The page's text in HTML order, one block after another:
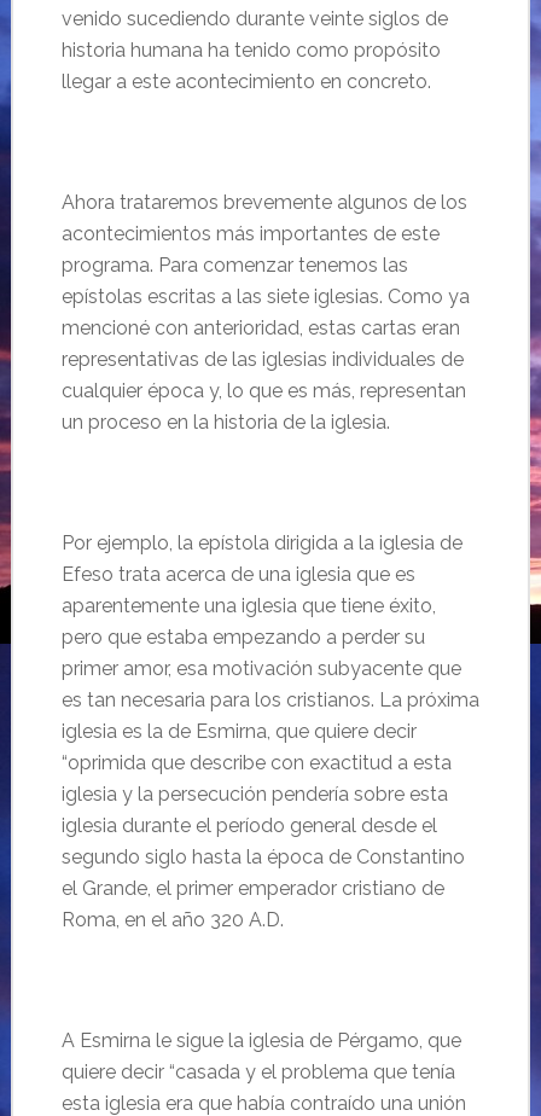
venido sucediendo durante veinte siglos de
historia humana ha tenido como propósito
llegar a este acontecimiento en concreto.
Ahora trataremos brevemente algunos de los
acontecimientos más importantes de este
programa. Para comenzar tenemos las
epístolas escritas a las siete iglesias. Como ya
mencioné con anterioridad, estas cartas eran
representativas de las iglesias individuales de
cualquier época y, lo que es más, representan
un proceso en la historia de la iglesia.
Por ejemplo, la epístola dirigida a la iglesia de
Efeso trata acerca de una iglesia que es
aparentemente una iglesia que tiene éxito,
pero que estaba empezando a perder su
primer amor, esa motivación subyacente que
es tan necesaria para los cristianos. La próxima
iglesia es la de Esmirna, que quiere decir
“oprimida que describe con exactitud a esta
iglesia y la persecución pendería sobre esta
iglesia durante el período general desde el
segundo siglo hasta la época de Constantino
el Grande, el primer emperador cristiano de
Roma, en el año 320 A.D.
A Esmirna le sigue la iglesia de Pérgamo, que
quiere decir “casada y el problema que tenía
esta iglesia era que había contraído una unión